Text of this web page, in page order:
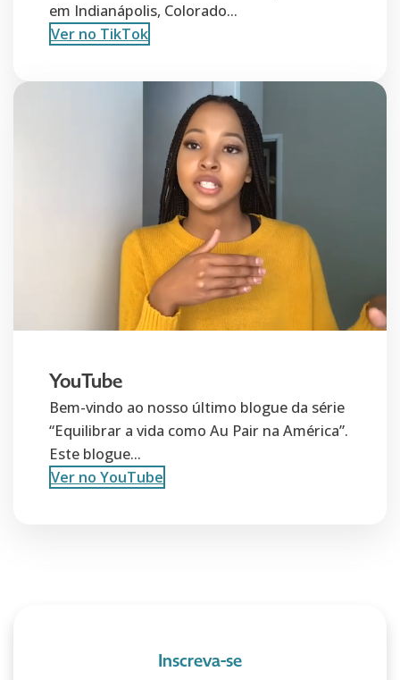
em Indianápolis, Colorado...
Ver no TikTok
YouTube
Bem-vindo ao nosso último blogue da série
“Equilibrar a vida como Au Pair na América”.
Este blogue...
Ver no YouTube
Inscreva-se